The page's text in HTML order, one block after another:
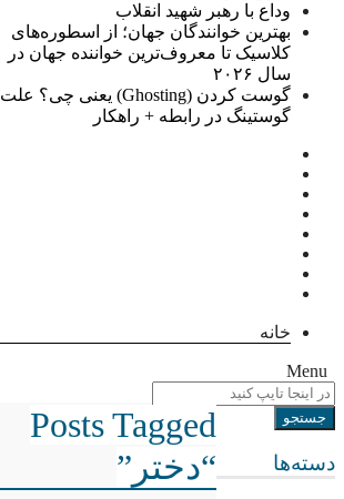
وداع با رهبر شهید انقلاب
بهترین خوانندگان جهان؛ از اسطوره‌های
کلاسیک تا معروف‌ترین خواننده جهان در
سال ۲۰۲۶
گوست کردن (Ghosting) یعنی چی؟ علت
گوستینگ در رابطه + راهکار
خانه
Menu
دسته‌ها
Posts Tagged
“دختر”